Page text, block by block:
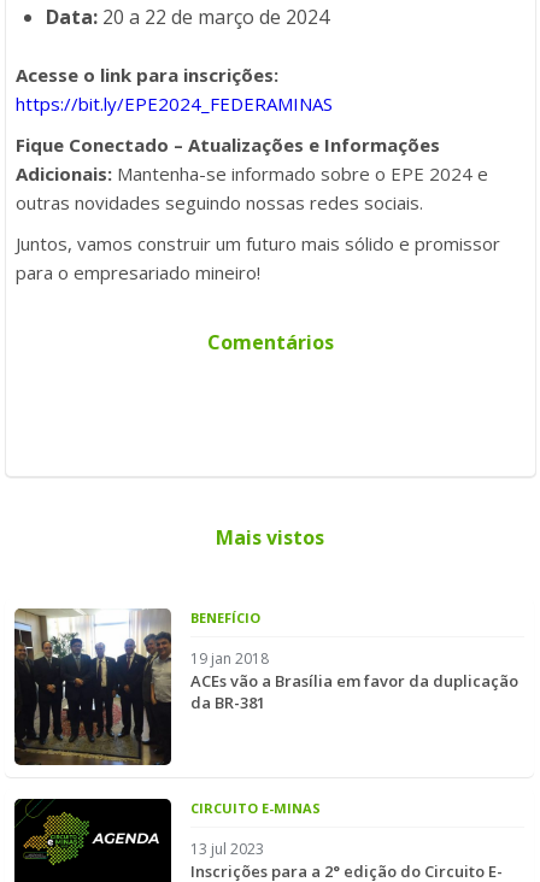
Data: 20 a 22 de março de 2024
Acesse o link para inscrições:
https://bit.ly/EPE2024_FEDERAMINAS
Fique Conectado – Atualizações e Informações
Adicionais: Mantenha-se informado sobre o EPE 2024 e
outras novidades seguindo nossas redes sociais.
Juntos, vamos construir um futuro mais sólido e promissor
para o empresariado mineiro!
Comentários
Mais vistos
BENEFÍCIO
19 jan 2018
ACEs vão a Brasília em favor da duplicação
da BR-381
CIRCUITO E-MINAS
13 jul 2023
Inscrições para a 2° edição do Circuito E-